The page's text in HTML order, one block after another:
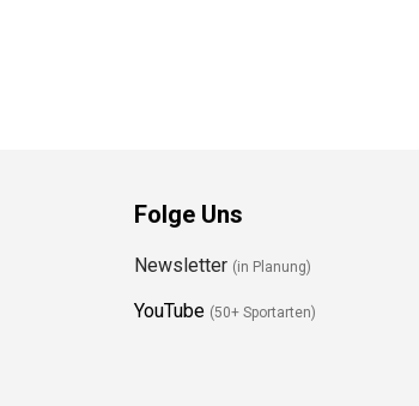
Folge Uns
Newsletter (in Planung)
YouTube (50+ Sportarten)